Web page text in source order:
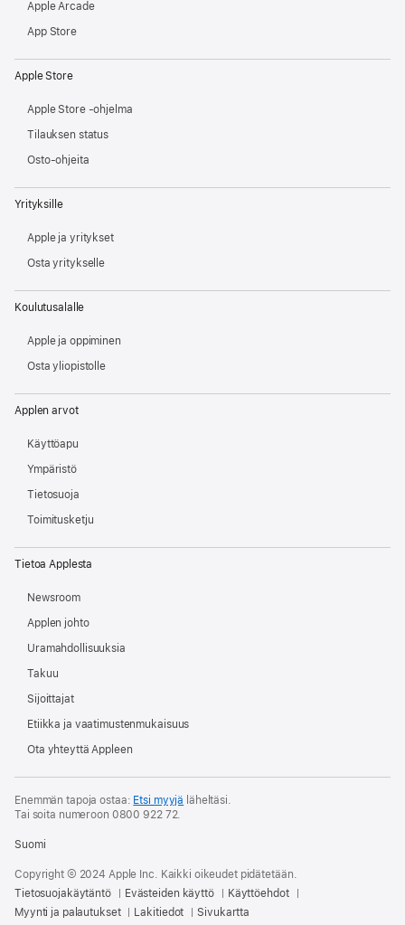
Apple Arcade
App Store
Apple Store
Apple Store -ohjelma
Tilauksen status
Osto-ohjeita
Yrityksille
Apple ja yritykset
Osta yritykselle
Koulutusalalle
Apple ja oppiminen
Osta yliopistolle
Applen arvot
Käyttöapu
Ympäristö
Tietosuoja
Toimitusketju
Tietoa Applesta
Newsroom
Applen johto
Uramahdollisuuksia
Takuu
Sijoittajat
Etiikka ja vaatimusten­mukaisuus
Ota yhteyttä Appleen
Enemmän tapoja ostaa: Etsi myyjä läheltäsi.
Tai soita numeroon 0800 922 72.
Suomi
Copyright © 2024 Apple Inc. Kaikki oikeudet pidätetään.
Tietosuojakäytäntö
Evästeiden käyttö
Käyttöehdot
Myynti ja palautukset
Lakitiedot Sivukartta